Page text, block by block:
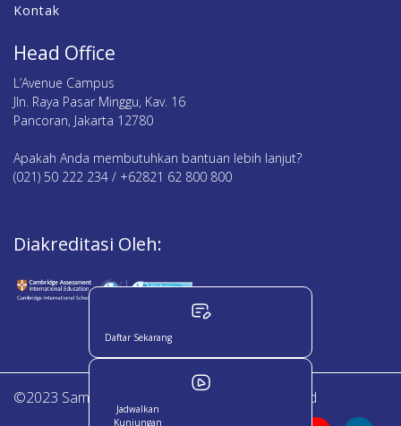
Kontak
Head Office
L’Avenue Campus
Jln. Raya Pasar Minggu, Kav. 16
Pancoran, Jakarta 12780
Apakah Anda membutuhkan bantuan lebih lanjut?
(021) 50 222 234 / +62821 62 800 800
Diakreditasi Oleh:
©2023 Sampoerna Academy. All Right Reserved
Daftar Sekarang
Jadwalkan
Kunjungan